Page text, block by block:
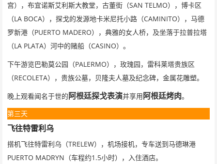
宫），布宜诺斯艾利斯大教堂，古董街（SAN TELMO），博卡区
（LA BOCA），探戈的发源地卡米尼托小路（CAMINITO），马德
罗新港（PUERTO MADERO），典雅的女人桥，及坐落于拉普拉塔
（LA PLATA）河中的赌船（CASINO）。
下午游览巴勒莫公园（PALERMO），玫瑰园，雷科莱塔贵族区
（RECOLETA），贵族公墓，贝隆夫人墓及纪念碑，金属花雕塑。
晚上观看闻名于世的 阿根廷探戈表演并享用 阿根廷烤肉。
第三天
飞往特雷利乌
搭机飞往特雷利乌（TRELEW），机场接机，专车送到马德琳港
PUERTO MADRYN （车程约1.5小时），入住酒店。